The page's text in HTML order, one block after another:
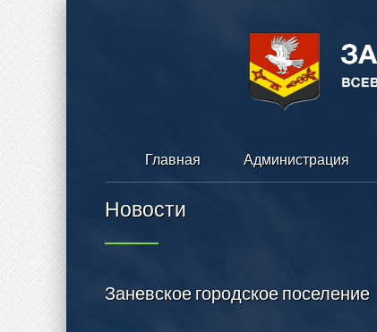
Главная Администрация
Новости
Заневское городское поселение